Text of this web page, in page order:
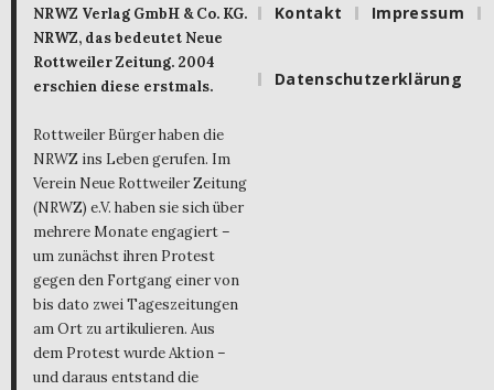
NRWZ Verlag GmbH & Co. KG.
NRWZ, das bedeutet Neue
Rottweiler Zeitung. 2004
erschien diese erstmals.
Rottweiler Bürger haben die
NRWZ ins Leben gerufen. Im
Verein Neue Rottweiler Zeitung
(NRWZ) e.V. haben sie sich über
mehrere Monate engagiert –
um zunächst ihren Protest
gegen den Fortgang einer von
bis dato zwei Tageszeitungen
am Ort zu artikulieren. Aus
dem Protest wurde Aktion –
und daraus entstand die
Kontakt Impressum
Datenschutzerklärung